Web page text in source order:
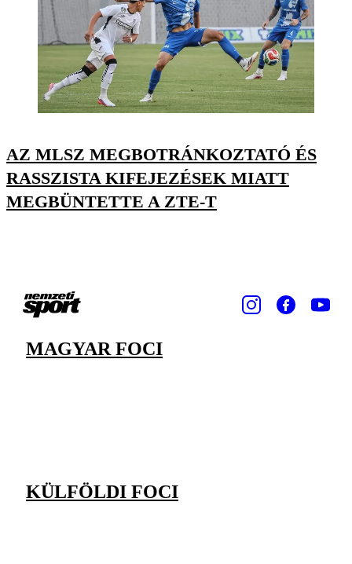
AZ MLSZ MEGBOTRÁNKOZTATÓ ÉS
RASSZISTA KIFEJEZÉSEK MIATT
MEGBÜNTETTE A ZTE-T
MAGYAR FOCI
KÜLFÖLDI FOCI